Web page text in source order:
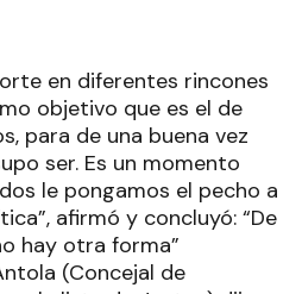
en diferentes rincones
objetivo que es el de
para de una buena vez
ser. Es un momento
le pongamos el pecho a
afirmó y concluyó: “De